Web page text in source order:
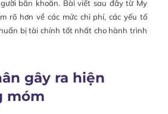
băn khoăn. Bài viết sau đây từ My
rõ hơn về các mức chi phí, các yếu tố
bị tài chính tốt nhất cho hành trình
gây ra hiện
móm